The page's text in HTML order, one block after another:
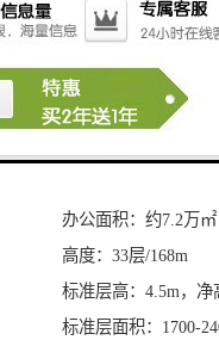
（博物馆、展览馆
中心、海滨公园。
农商银行大厦项目基
项目占地面：7665.64
办公面积：约7.2万㎡
高度：33层/168m
标准层高：4.5m，净
标准层面积：1700-